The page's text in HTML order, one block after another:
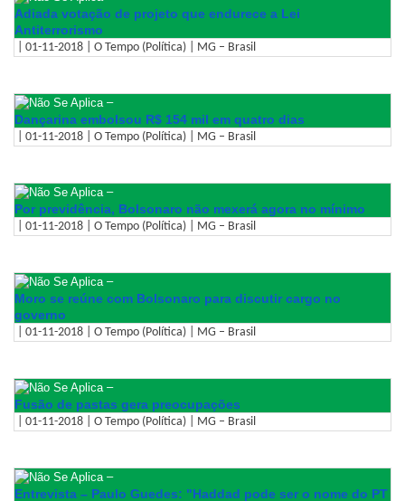
Adiada votação de projeto que endurece a Lei
Antiterrorismo
| 01-11-2018 | O Tempo (Política) | MG – Brasil
–
Dançarina embolsou R$ 154 mil em quatro dias
| 01-11-2018 | O Tempo (Política) | MG – Brasil
–
Por previdência, Bolsonaro não mexerá agora no mínimo
| 01-11-2018 | O Tempo (Política) | MG – Brasil
–
Moro se reúne com Bolsonaro para discutir cargo no
governo
| 01-11-2018 | O Tempo (Política) | MG – Brasil
–
Fusão de pastas gera preocupações
| 01-11-2018 | O Tempo (Política) | MG – Brasil
–
Entrevista – Paulo Guedes: "Haddad pode ser o nome do PT